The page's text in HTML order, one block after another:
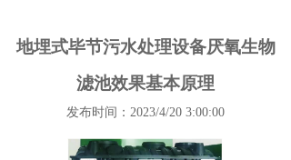
地埋式毕节污水处理设备厌氧生物
滤池效果基本原理
发布时间：2023/4/20 3:00:00